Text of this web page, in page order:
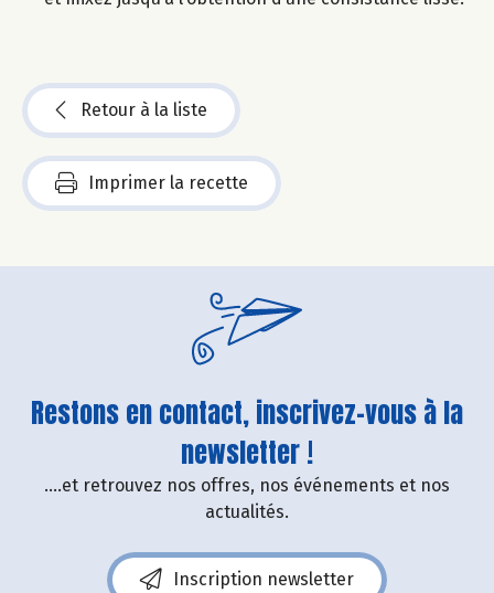
Retour à la liste
Imprimer la recette
Restons en contact, inscrivez-vous à la
newsletter !
....et retrouvez nos offres, nos événements et nos
actualités.
Inscription newsletter